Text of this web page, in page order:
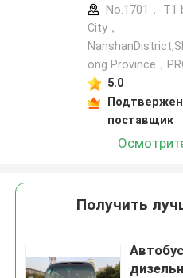
No.1701， T1
City，
ong Province，
5.0
поставщик
Получить